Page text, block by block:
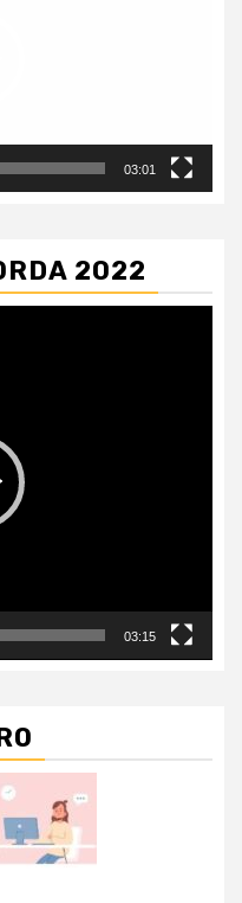
03:01
2022
03:15